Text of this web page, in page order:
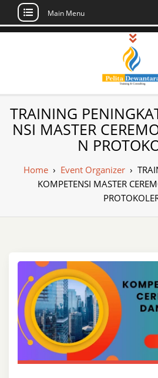
Skip
Main Menu
dan
TRAINING
NSI MASTER
N
Home › Event Organizer ›
KOMPETENSI MASTER